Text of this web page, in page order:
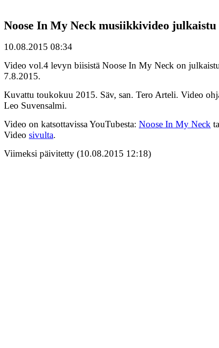
Noose In My Neck musiikkivideo julkaistu
10.08.2015 08:34
Video vol.4 levyn biisistä Noose In My Neck on
7.8.2015.
Kuvattu toukokuu 2015. Säv, san. Tero Arteli. Video
Leo Suvensalmi.
Video on katsottavissa YouTubesta: Noose In My Neck
Video sivulta.
Viimeksi päivitetty (10.08.2015 12:18)